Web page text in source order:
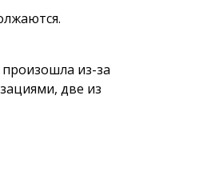
произошла из-за
две из